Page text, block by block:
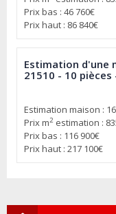
Prix bas : 46 760€
Prix haut : 86 840€
Estimation d'une
21510 - 10 pièces
Estimation maison :
Prix m2 estimation :
Prix bas : 116 900€
Prix haut : 217 100€